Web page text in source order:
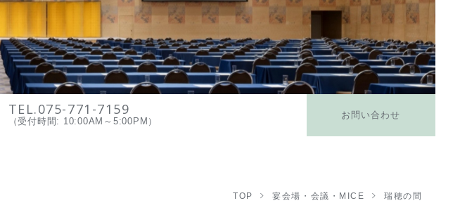
TEL.075-771-7159
（受付時間: 10:00AM～5:00PM）
お問い合わせ
TOP 宴会場・会議・MICE 瑞穂の間